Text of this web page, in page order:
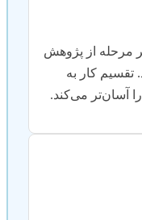
مرحله از پژوهش
تقسیم کار به
آسان‌تر می‌کند.